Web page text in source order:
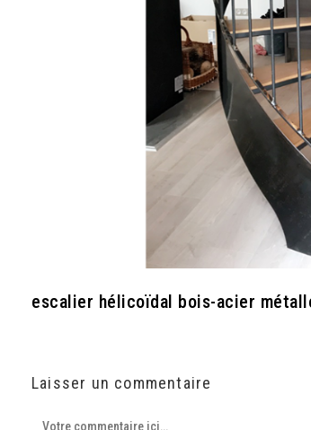
escalier hélicoïdal bois-acier
Laisser un commentaire